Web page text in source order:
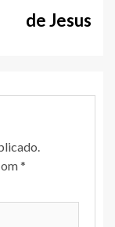
de Jesus
*